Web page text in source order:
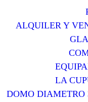
ALQUILER Y
LA
DOMO DIAMETRO